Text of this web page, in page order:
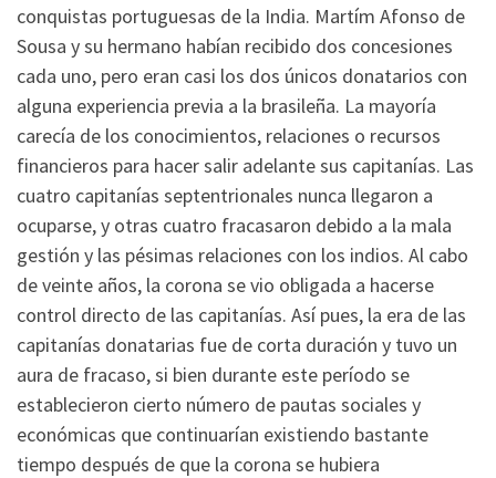
conquistas portuguesas de la India. Martím Afonso de
Sousa y su hermano habían recibido dos concesiones
cada uno, pero eran casi los dos únicos donatarios con
alguna experiencia previa a la brasileña. La mayoría
carecía de los conocimientos, relaciones o recursos
financieros para hacer salir adelante sus capitanías. Las
cuatro capitanías septentrionales nunca llegaron a
ocuparse, y otras cuatro fracasaron debido a la mala
gestión y las pésimas relaciones con los indios. Al cabo
de veinte años, la corona se vio obligada a hacerse
control directo de las capitanías. Así pues, la era de las
capitanías donatarias fue de corta duración y tuvo un
aura de fracaso, si bien durante este período se
establecieron cierto número de pautas sociales y
económicas que continuarían existiendo bastante
tiempo después de que la corona se hubiera